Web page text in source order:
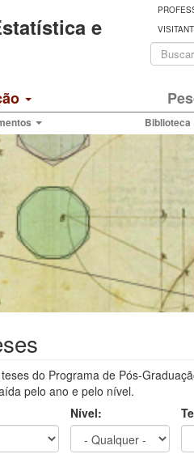
e
Biblioteca
do Programa de Pós-
pelo ano e pelo nível.
Nível: